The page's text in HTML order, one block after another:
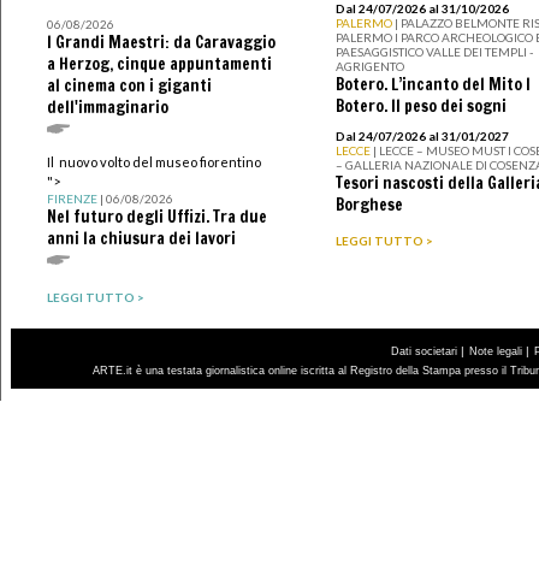
06/08/2026
I Grandi Maestri: da Caravaggio
a Herzog, cinque appuntamenti
al cinema con i giganti
dell'immaginario
Il nuovo volto del museo fiorentino
">
FIRENZE| 06/08/2026
Nel futuro degli Uffizi. Tra due
anni la chiusura dei lavori
LEGGI TUTTO >
Dal 24/07/2026 al 31/10/2026
PALERMO | PALAZZO BELMONTE
PALERMO I PARCO ARCHEOLOGICO
PAESAGGISTICO VALLE DEI TEMPLI -
AGRIGENTO
Botero. L’incanto del Mito I
Botero. Il peso dei sogni
Dal 24/07/2026 al 31/01/2027
LECCE | LECCE – MUSEO MUST I
– GALLERIA NAZIONALE DI
Tesori nascosti della
Borghese
LEGGI TUTTO >
Dati societari Note legali
ARTE.it è una testata giornalistica online iscritta al Registro della Stampa presso il